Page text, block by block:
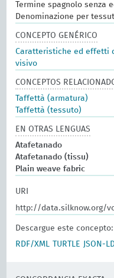
Termine spagnolo senza
Denominazione per
CONCEPTO GENÉRICO
Caratteristiche ed effetti
visivo
CONCEPTOS
Taffettà (armatura)
Taffettà (tessuto)
EN OTRAS LENGUAS
Atafetanado
Atafetanado (tissu)
Plain weave fabric
URI
http://data.silknow.org/
Descargue este concepto:
RDF/XML
TURTLE JSON-